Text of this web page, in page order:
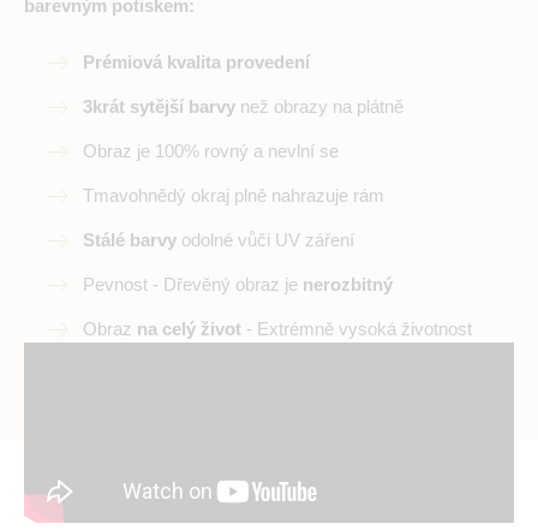
barevným potiskem:
Prémiová kvalita provedení
3krát sytější barvy než obrazy na plátně
Obraz je 100% rovný a nevlní se
Tmavohnědý okraj plně nahrazuje rám
Stálé barvy odolné vůči UV záření
Pevnost - Dřevěný obraz je nerozbitný
Obraz na celý život - Extrémně vysoká životnost